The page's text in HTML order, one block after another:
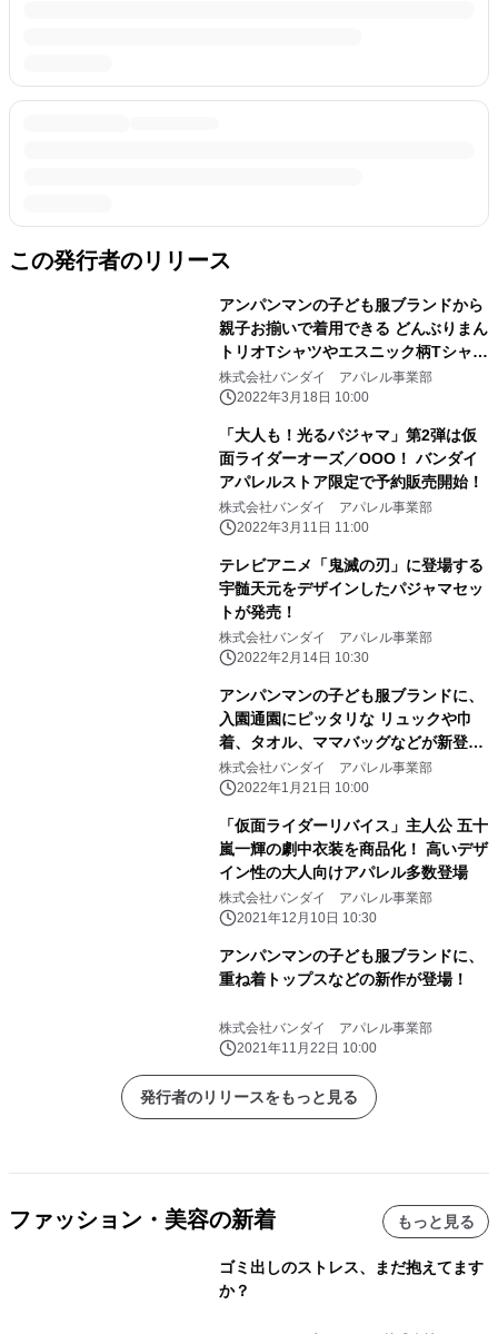
この発行者のリリース
アンパンマンの子ども服ブランドから
親子お揃いで着用できる どんぶりまん
トリオTシャツやエスニック柄Tシャツ
などが登場！
株式会社バンダイ アパレル事業部
2022年3月18日 10:00
「大人も！光るパジャマ」第2弾は仮
面ライダーオーズ／OOO！ バンダイ
アパレルストア限定で予約販売開始！
株式会社バンダイ アパレル事業部
2022年3月11日 11:00
テレビアニメ「鬼滅の刃」に登場する
宇髄天元をデザインしたパジャマセッ
トが発売！
株式会社バンダイ アパレル事業部
2022年2月14日 10:30
アンパンマンの子ども服ブランドに、
入園通園にピッタリな リュックや巾
着、タオル、ママバッグなどが新登
場！
株式会社バンダイ アパレル事業部
2022年1月21日 10:00
「仮面ライダーリバイス」主人公 五十
嵐一輝の劇中衣装を商品化！ 高いデザ
イン性の大人向けアパレル多数登場
株式会社バンダイ アパレル事業部
2021年12月10日 10:30
アンパンマンの子ども服ブランドに、
重ね着トップスなどの新作が登場！
株式会社バンダイ アパレル事業部
2021年11月22日 10:00
発行者のリリースをもっと見る
ファッション・美容の新着 もっと見る
ゴミ出しのストレス、まだ抱えてます
か？